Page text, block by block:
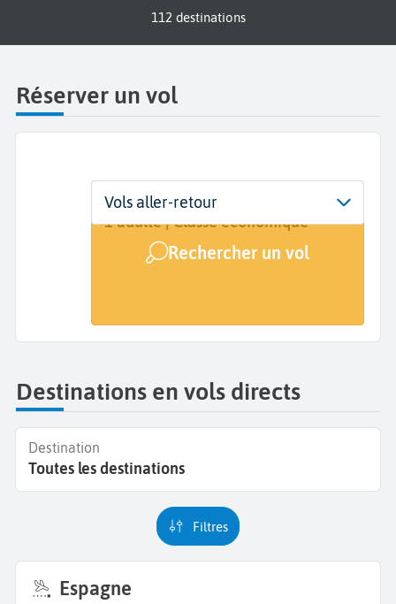
112 destinations
Réserver un vol
Départ
Lux (LUX)
Dates
Dates de votre voyage
Voyageurs | Classe
1 adulte | Classe économique
Rechercher un vol
Vols aller-retour
Destinations en vols directs
Destination
Toutes les destinations
Filtres
Espagne